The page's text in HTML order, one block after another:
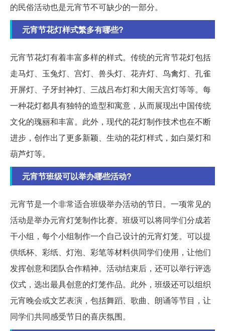
的民俗活动也是元宵节不可缺少的一部分。
元宵节花灯样式繁多有哪些?
元宵节花灯有着丰富多样的样式。传统的元宵节花灯包括
走马灯、玉兔灯、宫灯、兽头灯、花卉灯、鸟禽灯、孔雀
开屏灯、子牙封神灯、三战吕布灯和大闹天宫灯等等。每
一种花灯都具有独特的造型和寓意，从而展现出中国传统
文化的瑰丽和丰富。此外，现代的花灯制作技术也在不断
进步，创作出了更多新颖、生动的花灯样式，如白菜灯和
葫芦灯等。
元宵节班级可以举办哪些活动?
元宵节是一个非常适合班级举办活动的节日。一项常见的
活动是举办元宵灯笼制作比赛。班级可以将同学们分成若
干小组，每个小组制作一个自己设计的元宵灯笼。可以提
供纸杯、彩纸、灯泡、彩笔等材料供同学们使用，让他们
发挥创意和团队合作精神。活动结束后，还可以举行评选
仪式，选出最具创意的灯笼作品。此外，班级还可以组织
元宵晚会或文艺表演，包括舞蹈、歌曲、朗诵等节目，让
同学们共同感受节日的喜庆氛围。